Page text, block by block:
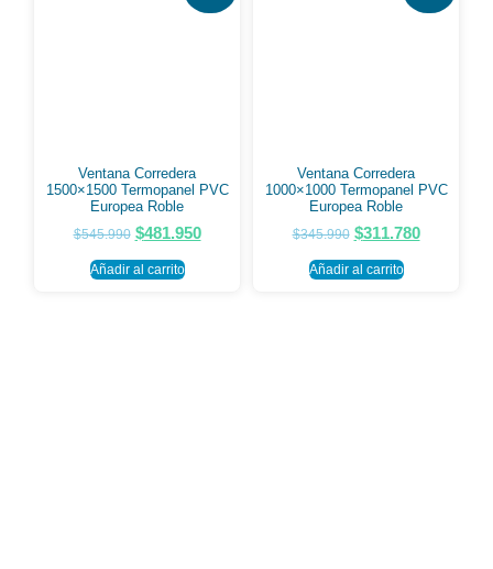
Ventana Corredera
1500×1500 Termopanel PVC
Europea Roble
$545.990 $481.950
Añadir al carrito
Ventana Corredera
1000×1000 Termopanel PVC
Europea Roble
$345.990 $311.780
Añadir al carrito